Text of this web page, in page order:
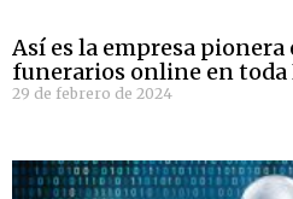
Así es la empresa
funerarios online en toda
29 de febrero de 2024